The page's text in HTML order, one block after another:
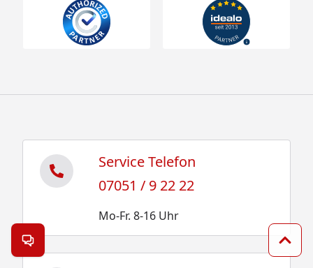
Service Telefon
07051 / 9 22 22
Mo-Fr. 8-16 Uhr
Kontakt öffnen